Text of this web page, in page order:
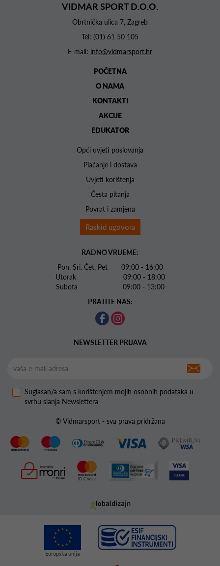
VIDMAR SPORT D.O.O.
Obrtnička ulica 7, Zagreb
Tel: (01) 61 50 105
E-mail: info@vidmarsport.hr
POČETNA
O NAMA
KONTAKTI
AKCIJE
EDUKATOR
Opći uvjeti poslovanja
Plaćanje i dostava
Uvjeti korištenja
Česta pitanja
Povrat i zamjena
Raskid ugovora
RADNO VRIJEME:
Pon. Sri. Čet. Pet 09:00 - 16:00
Utorak 09:00 - 18:00
Subota 09:00 - 13:00
PRATITE NAS:
NEWSLETTER PRIJAVA
Suglasan/a sam s korištenjem mojih osobnih podataka u
svrhu slanja Newslettera
© Vidmarsport - sva prava pridržana